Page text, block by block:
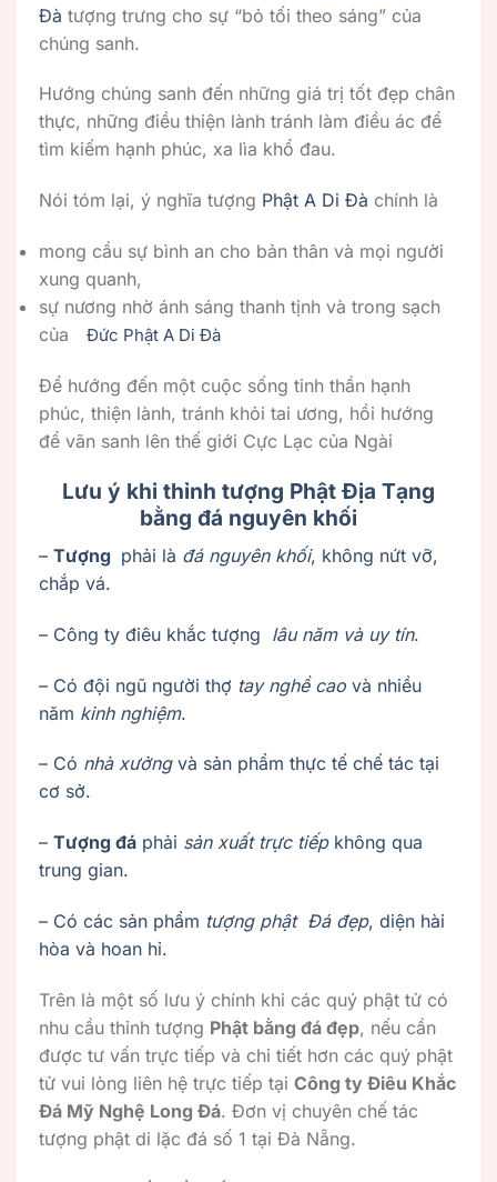
Đà tượng trưng cho sự “bỏ tối theo sáng” của
chúng sanh.
Hướng chúng sanh đến những giá trị tốt đẹp chân
thực, những điều thiện lành tránh làm điều ác để
tìm kiếm hạnh phúc, xa lìa khổ đau.
Nói tóm lại, ý nghĩa tượng Phật A Di Đà chính là
mong cầu sự bình an cho bản thân và mọi người
xung quanh,
sự nương nhờ ánh sáng thanh tịnh và trong sạch
của
Đức Phật A Di Đà
Để hướng đến một cuộc sống tinh thần hạnh
phúc, thiện lành, tránh khỏi tai ương, hồi hướng
để vãn sanh lên thế giới Cực Lạc của Ngài
Lưu ý khi thỉnh tượng Phật Địa Tạng
bằng đá nguyên khối
– Tượng phải là đá nguyên khối, không nứt vỡ,
chắp vá.
– Công ty điêu khắc tượng lâu năm và uy tín.
– Có đội ngũ người thợ tay nghề cao và nhiều
năm kinh nghiệm.
– Có nhà xưởngvà sản phẩm thực tế chế tác tại
cơ sở.
– Tượng đá phải sản xuất trực tiếpkhông qua
trung gian.
– Có các sản phẩm tượng phật Đá đẹp, diện hài
hòa và hoan hỉ.
Trên là một số lưu ý chính khi các quý phật tử có
nhu cầu thỉnh tượng Phật bằng đá đẹp, nếu cần
được tư vấn trực tiếp và chi tiết hơn các quý phật
tử vui lòng liên hệ trực tiếp tại Công ty Điêu Khắc
Đá Mỹ Nghệ Long Đá. Đơn vị chuyên chế tác
tượng phật di lặc đá số 1 tại Đà Nẵng.